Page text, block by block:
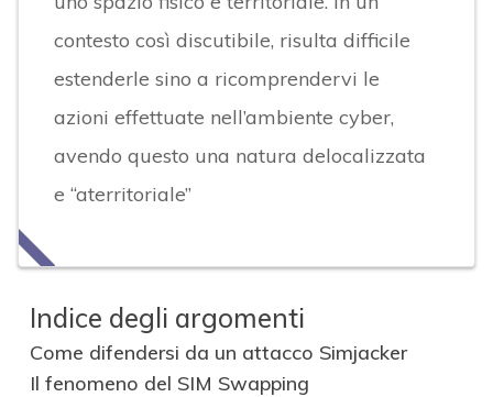
contesto così discutibile, risulta difficile
estenderle sino a ricomprendervi le
azioni effettuate nell’ambiente cyber,
avendo questo una natura delocalizzata
e “aterritoriale”
Indice degli argomenti
Come difendersi da un attacco Simjacker
Il fenomeno del SIM Swapping